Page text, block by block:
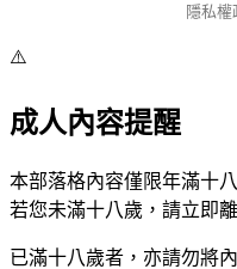
隱私權
⚠️
成人內容提醒
本部落格內容僅限年滿十
若您未滿十八歲，請立即離
已滿十八歲者，亦請勿將